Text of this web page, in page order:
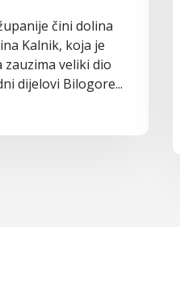
čini dolina
Kalnik, koja je
veliki dio
dijelovi Bilogore...